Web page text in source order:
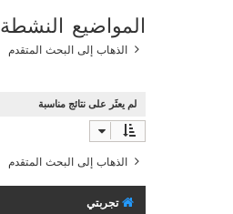
المواضيع النشطة
الذهاب إلى البحث المتقدم
لم يعثَر على نتائج مناسبة
الذهاب إلى البحث المتقدم
تجربتي